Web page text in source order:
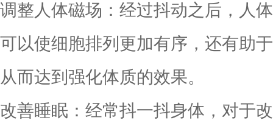
调整人体磁场：经过抖动之后，人
可以使细胞排列更加有序，还有助
从而达到强化体质的效果。
改善睡眠：经常抖一抖身体，对于